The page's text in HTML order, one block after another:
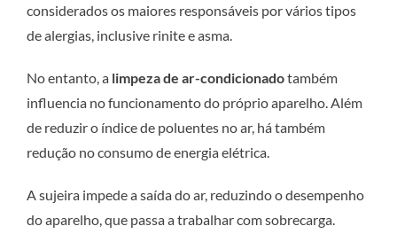
considerados os maiores responsáveis por vários tipos
de alergias, inclusive rinite e asma.
No entanto, a limpeza de ar-condicionadotambém
influencia no funcionamento do próprio aparelho. Além
de reduzir o índice de poluentes no ar, há também
redução no consumo de energia elétrica.
A sujeira impede a saída do ar, reduzindo o desempenho
do aparelho, que passa a trabalhar com sobrecarga.